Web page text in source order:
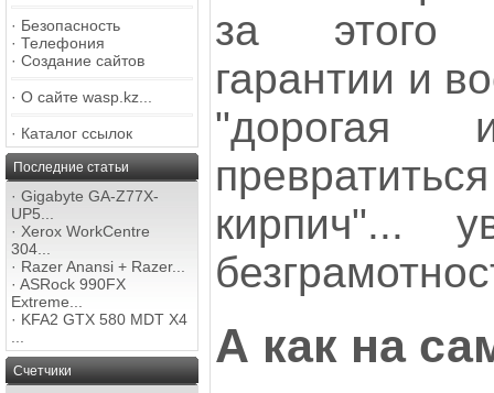
· Безопасность
· Телефония
· Создание сайтов
· О сайте wasp.kz...
· Каталог ссылок
Последние статьи
· Gigabyte GA-Z77X-
UP5...
· Xerox WorkCentre
304...
· Razer Anansi + Razer...
· ASRock 990FX
Extreme...
· KFA2 GTX 580 MDT X4
Счетчики
за этого
гарантии и
"дорогая
кирпич"...
А как на